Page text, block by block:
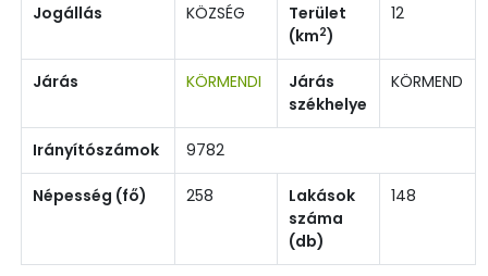
Jogállás KÖZSÉG
Terület
(km2)
12
Járás KÖRMENDI
Járás
székhelye
KÖRMEND
Irányítószámok 9782
Népesség (fő) 258
Lakások
száma
(db)
148